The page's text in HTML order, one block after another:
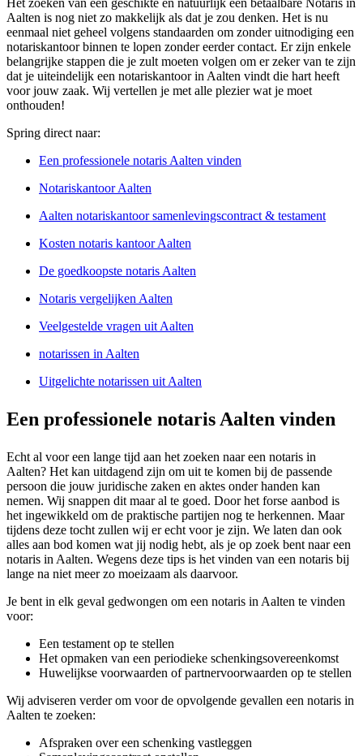
Aalten is nog niet zo makkelijk als dat je zou denken. Het is nu
eenmaal niet geheel volgens standaarden om zonder uitnodiging een
notariskantoor binnen te lopen zonder eerder contact. Er zijn enkele
belangrijke stappen die je zult moeten volgen om er zeker van te zijn
dat je uiteindelijk een notariskantoor in Aalten vindt die hart heeft
voor jouw zaak. Wij vertellen je met alle plezier wat je moet
onthouden!
Spring direct naar:
Een professionele notaris Aalten vinden
Notariskantoor Aalten
Aalten notariskantoor samenlevingscontract & testament
Kosten notaris kantoor Aalten
De goedkoopste notaris Aalten
Notaris vergelijken Aalten
Veelgestelde vragen uit Aalten
notarissen in Aalten
Uitgelichte notarissen uit Aalten
Een professionele notaris Aalten vinden
Echt al voor een lange tijd aan het zoeken naar een notaris in
Aalten? Het kan uitdagend zijn om uit te komen bij de passende
persoon die jouw juridische zaken en aktes onder handen kan
nemen. Wij snappen dit maar al te goed. Door het forse aanbod is
het ingewikkeld om de praktische partijen nog te herkennen. Maar
tijdens deze tocht zullen wij er echt voor je zijn. We laten dan ook
alles aan bod komen wat jij nodig hebt, als je op zoek bent naar een
notaris in Aalten. Wegens deze tips is het vinden van een notaris bij
lange na niet meer zo moeizaam als daarvoor.
Je bent in elk geval gedwongen om een notaris in Aalten te vinden
voor:
Een testament op te stellen
Het opmaken van een periodieke schenkingsovereenkomst
Huwelijkse voorwaarden of partnervoorwaarden op te stellen
Wij adviseren verder om voor de opvolgende gevallen een notaris in
Aalten te zoeken:
Afspraken over een schenking vastleggen